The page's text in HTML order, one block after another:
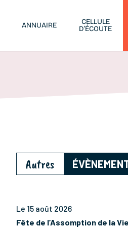
ANNUAIRE
CELLULE
D’ÉCOUTE
Autres
Le 15 août 2026
Fête de l’Assomption de la